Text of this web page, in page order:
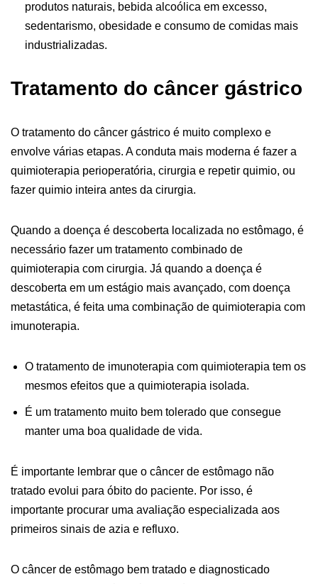
produtos naturais, bebida alcoólica em excesso,
sedentarismo, obesidade e consumo de comidas mais
industrializadas.
Tratamento do câncer gástrico
O tratamento do câncer gástrico é muito complexo e
envolve várias etapas. A conduta mais moderna é fazer a
quimioterapia perioperatória, cirurgia e repetir quimio, ou
fazer quimio inteira antes da cirurgia.
Quando a doença é descoberta localizada no estômago, é
necessário fazer um tratamento combinado de
quimioterapia com cirurgia. Já quando a doença é
descoberta em um estágio mais avançado, com doença
metastática, é feita uma combinação de quimioterapia com
imunoterapia.
O tratamento de imunoterapia com quimioterapia tem os
mesmos efeitos que a quimioterapia isolada.
É um tratamento muito bem tolerado que consegue
manter uma boa qualidade de vida.
É importante lembrar que o câncer de estômago não
tratado evolui para óbito do paciente. Por isso, é
importante procurar uma avaliação especializada aos
primeiros sinais de azia e refluxo.
O câncer de estômago bem tratado e diagnosticado